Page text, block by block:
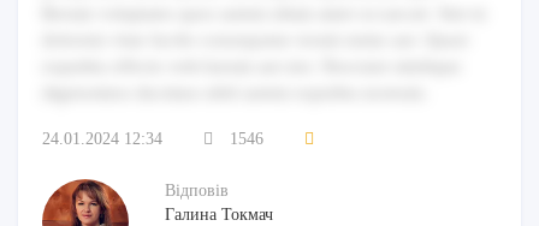
24.01.2024 12:34 1546
Відповів
Галина Токмач